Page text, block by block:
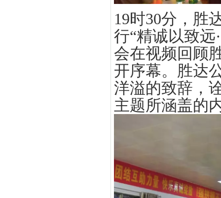
19时30分，胜
行“精诚以致远
会在视频回顾
开序幕。胜达
洋溢的致辞，
主题所涵盖的